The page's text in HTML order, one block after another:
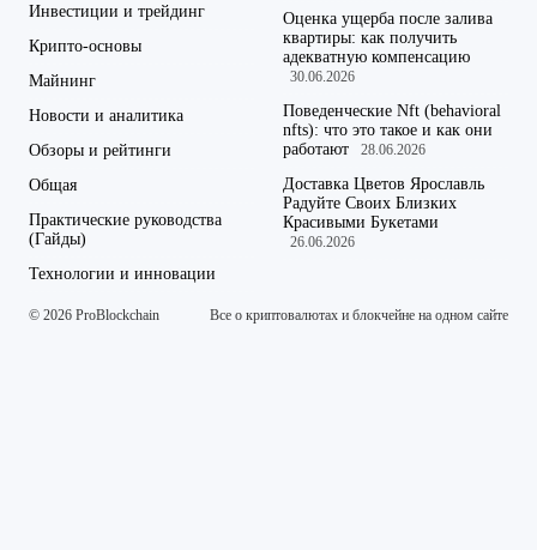
Инвестиции и трейдинг
Крипто-основы
Майнинг
Новости и аналитика
Обзоры и рейтинги
Общая
Практические руководства
(Гайды)
Технологии и инновации
Оценка ущерба после залива
квартиры: как получить
адекватную компенсацию
30.06.2026
Поведенческие Nft (behavioral
nfts): что это такое и как они
работают
28.06.2026
Доставка Цветов Ярославль
Радуйте Своих Близких
Красивыми Букетами
26.06.2026
© 2026 ProBlockchain Все о криптовалютах и блокчейне на одном сайте